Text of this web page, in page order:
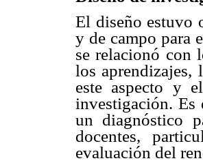
El diseño estuvo
y de campo para
se relacionó con
los aprendizajes,
este aspecto y
investigación. Es
un diagnóstico
docentes,
evaluación del